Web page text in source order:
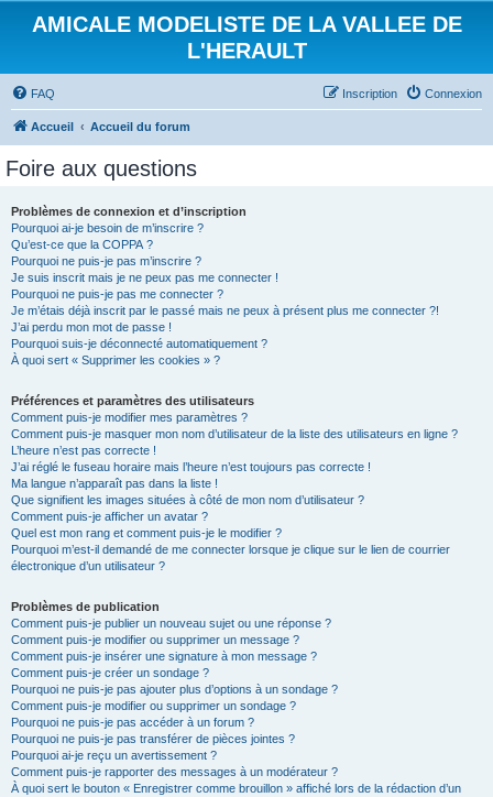
AMICALE MODELISTE DE LA VALLEE DE
L'HERAULT
FAQ Connexion
Inscription
Accueil Accueil du forum
Foire aux questions
Problèmes de connexion et d’inscription
Pourquoi ai-je besoin de m’inscrire ?
Qu’est-ce que la COPPA ?
Pourquoi ne puis-je pas m’inscrire ?
Je suis inscrit mais je ne peux pas me connecter !
Pourquoi ne puis-je pas me connecter ?
Je m’étais déjà inscrit par le passé mais ne peux à présent plus me connecter ?!
J’ai perdu mon mot de passe !
Pourquoi suis-je déconnecté automatiquement ?
À quoi sert « Supprimer les cookies » ?
Préférences et paramètres des utilisateurs
Comment puis-je modifier mes paramètres ?
Comment puis-je masquer mon nom d’utilisateur de la liste des utilisateurs en ligne ?
L’heure n’est pas correcte !
J’ai réglé le fuseau horaire mais l’heure n’est toujours pas correcte !
Ma langue n’apparaît pas dans la liste !
Que signifient les images situées à côté de mon nom d’utilisateur ?
Comment puis-je afficher un avatar ?
Quel est mon rang et comment puis-je le modifier ?
Pourquoi m’est-il demandé de me connecter lorsque je clique sur le lien de courrier
électronique d’un utilisateur ?
Problèmes de publication
Comment puis-je publier un nouveau sujet ou une réponse ?
Comment puis-je modifier ou supprimer un message ?
Comment puis-je insérer une signature à mon message ?
Comment puis-je créer un sondage ?
Pourquoi ne puis-je pas ajouter plus d’options à un sondage ?
Comment puis-je modifier ou supprimer un sondage ?
Pourquoi ne puis-je pas accéder à un forum ?
Pourquoi ne puis-je pas transférer de pièces jointes ?
Pourquoi ai-je reçu un avertissement ?
Comment puis-je rapporter des messages à un modérateur ?
À quoi sert le bouton « Enregistrer comme brouillon » affiché lors de la rédaction d’un